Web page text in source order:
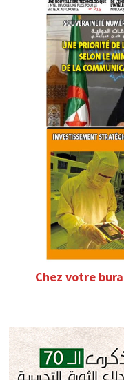
Chez votre